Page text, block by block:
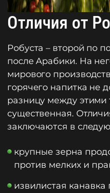
Отличия от
Робуста – второй по
после Арабики. На
мирового
горячего напитка не
разницу между этими
существенная.
заключаются в
крупные зерна
против мелких и
извилистая